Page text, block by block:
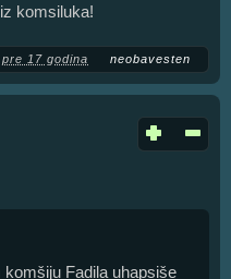
komsiluka!
pre 17 godina neobavesten
Fadila uhapsiše